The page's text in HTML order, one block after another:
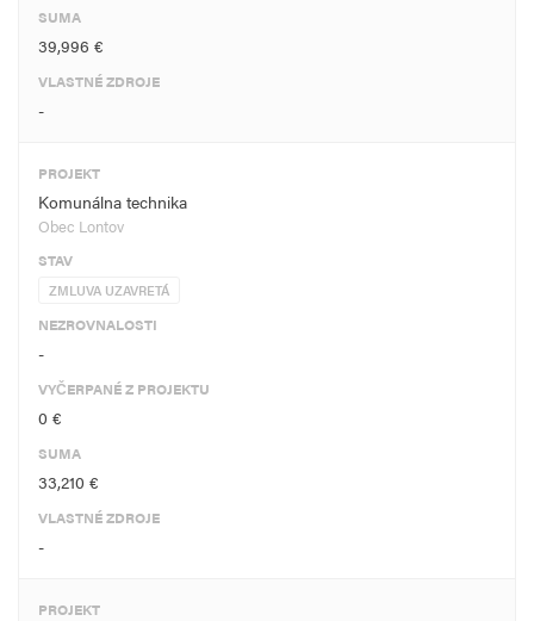
SUMA
39,996 €
VLASTNÉ ZDROJE
-
PROJEKT
Komunálna technika
Obec Lontov
STAV
ZMLUVA UZAVRETÁ
NEZROVNALOSTI
-
VYČERPANÉ Z PROJEKTU
0 €
SUMA
33,210 €
VLASTNÉ ZDROJE
-
PROJEKT